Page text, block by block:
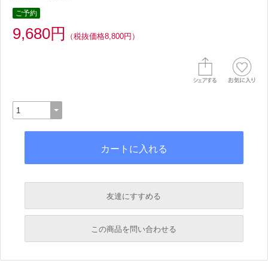
ご予約
9,680円 （税抜価格8,800円）
友達にすすめる
必須
必須
この商品を問い合わせる